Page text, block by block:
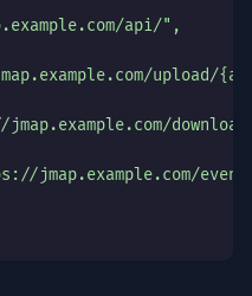
api/",
upload/
jmap.example.com/
jmap.example.com/